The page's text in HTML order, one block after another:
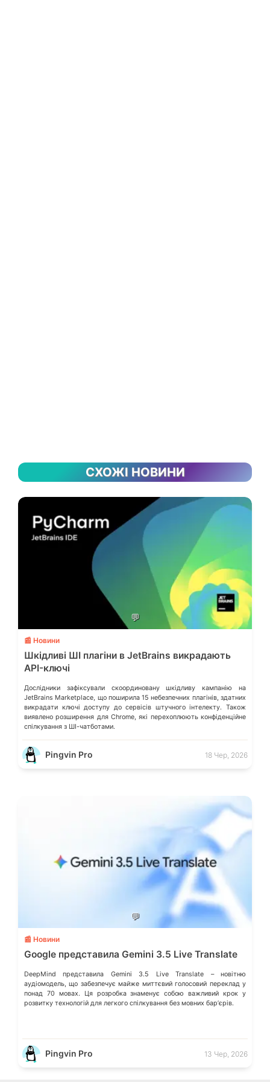
СХОЖІ НОВИНИ
💬
📰 Новини
Шкідливі ШІ плагіни в JetBrains викрадають
API-ключі
Дослідники зафіксували скоординовану шкідливу кампанію на
JetBrains Marketplace, що поширила 15 небезпечних плагінів, здатних
викрадати ключі доступу до сервісів штучного інтелекту. Також
виявлено розширення для Chrome, які перехоплюють конфіденційне
спілкування з ШІ-чатботами.
Pingvin Pro 18 Чер, 2026
💬
📰 Новини
Google представила Gemini 3.5 Live Translate
DeepMind представила Gemini 3.5 Live Translate – новітню
аудіомодель, що забезпечує майже миттєвий голосовий переклад у
понад 70 мовах. Ця розробка знаменує собою важливий крок у
розвитку технологій для легкого спілкування без мовних барʼєрів.
Pingvin Pro 13 Чер, 2026